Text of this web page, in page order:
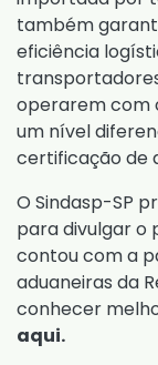
também
eficiência
operarem com
um nível
certificação de
O Sindasp-SP
para divulgar o
contou com a
aduaneiras da
conhecer
aqui.